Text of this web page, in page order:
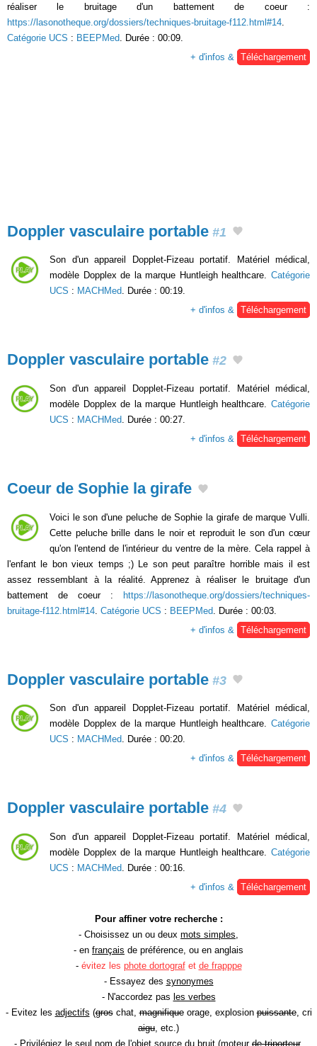
réaliser le bruitage d'un battement de coeur :
https://lasonotheque.org/dossiers/techniques-bruitage-f112.html#14
Catégorie UCS : BEEPMed . Durée : 00:09.
+ d'infos &
Téléchargement
Doppler vasculaire portable #1
Son d'un appareil Dopplet-Fizeau portatif. Matériel médical,
modèle Dopplex de la marque Huntleigh healthcare. Catégorie
UCS : MACHMed. Durée : 00:19.
+ d'infos & Téléchargement
Doppler vasculaire portable #2
Son d'un appareil Dopplet-Fizeau portatif. Matériel médical,
modèle Dopplex de la marque Huntleigh healthcare. Catégorie
UCS : MACHMed . Durée : 00:27.
+ d'infos &
Téléchargement
Coeur de Sophie la girafe
Voici le son d'une peluche de Sophie la girafe de marque Vulli.
Cette peluche brille dans le noir et reproduit le son d'un cœur
qu'on l'entend de l'intérieur du ventre de la mère. Cela rappel à
l'enfant le bon vieux temps ;) Le son peut paraître horrible mais il est
assez ressemblant à la réalité. Apprenez à réaliser le bruitage d'un
battement de coeur : https://lasonotheque.org/dossiers/techniques-
bruitage-f112.html#14 Catégorie UCS : BEEPMed . Durée : 00:03.
+ d'infos &
Téléchargement
Doppler vasculaire portable #3
Son d'un appareil Dopplet-Fizeau portatif. Matériel médical,
modèle Dopplex de la marque Huntleigh healthcare. Catégorie
UCS : MACHMed. Durée : 00:20.
+ d'infos & Téléchargement
Doppler vasculaire portable #4
Son d'un appareil Dopplet-Fizeau portatif. Matériel médical,
modèle Dopplex de la marque Huntleigh healthcare. Catégorie
UCS : MACHMed . Durée : 00:16.
+ d'infos &
Téléchargement
Pour affiner votre recherche :
- Choisissez un ou deux mots simples
- en français de préférence, ou en anglais
- évitez les phote dortografet de frapppe
- Essayez des synonymes
- N'accordez pas les verbes
- Evitez les adjectifs (groschat,magnifiqueorage, explosionpuissante, cri
aigu , etc.)
- Privilégiez le seul nom de l'objet source du bruit (moteur de triporteur,